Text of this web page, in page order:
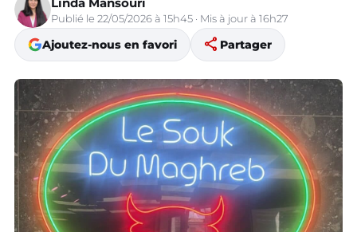
Publié le 22/05/2026 à 15h45 · Mis à jour à 16h27
Ajoutez-nous en favori share Partager